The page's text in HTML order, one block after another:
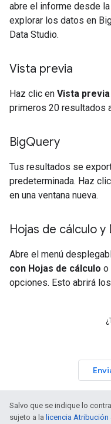
abre el informe desde la
explorar los datos en
Data Studio.
Vista previa
Haz clic en Vista previa
primeros 20 resultados
BigQuery
Tus resultados se
predeterminada. Haz
en una ventana nueva.
Hojas de cálculo y
Abre el menú
con Hojas de cálculo o
opciones. Esto abrirá
Salvo que se indique lo
sujeto a la licencia Atribución